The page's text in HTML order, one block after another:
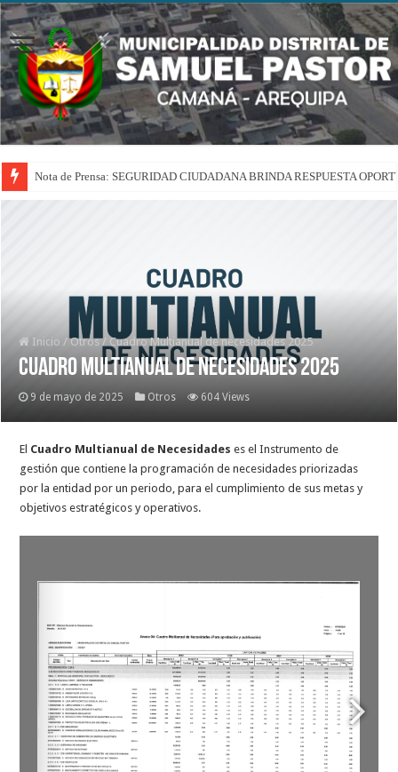
Nota de Prensa: SEGURIDAD CIUDADANA BRINDA RESPUESTA
Inicio / Otros / Cuadro Multianual de necesidades 2025
Cuadro Multianual de necesidades 2025
9 de mayo de 2025 Otros 604 Views
El Cuadro Multianual de Necesidades es el Instrumento de
gestión que contiene la programación de necesidades priorizadas
por la entidad por un periodo, para el cumplimiento de sus metas y
objetivos estratégicos y operativos.